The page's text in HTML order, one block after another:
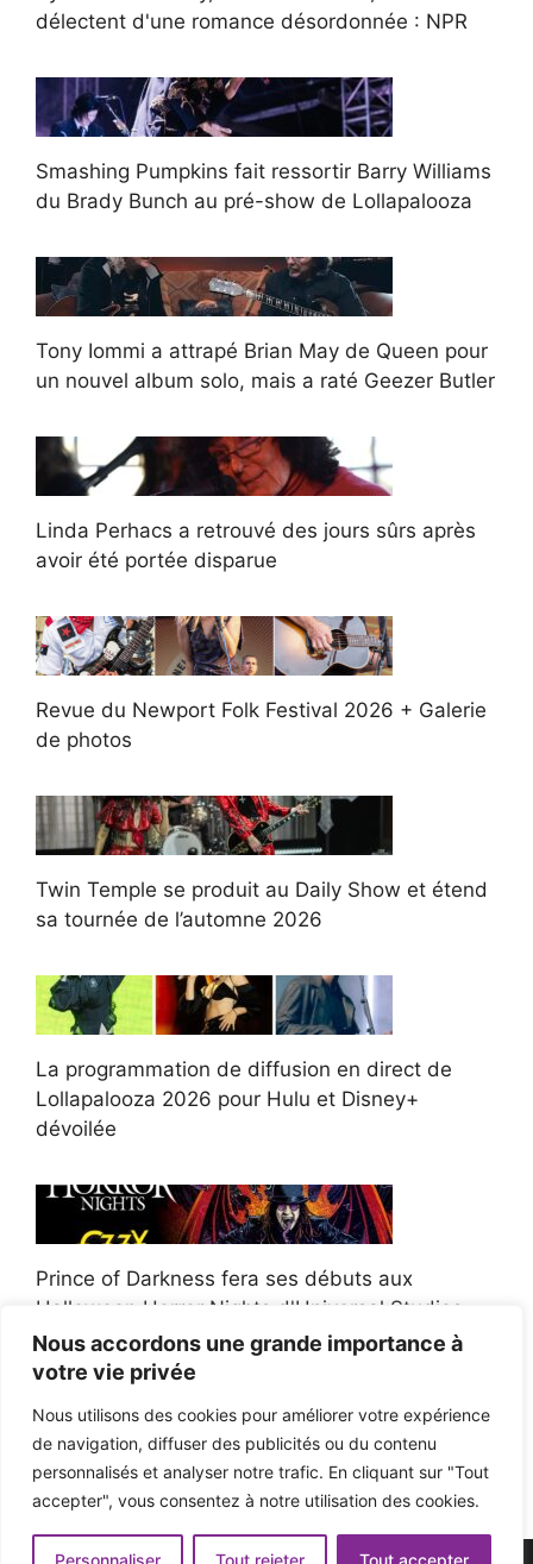
Nous accordons une grande importance à
votre vie privée
Nous utilisons des cookies pour améliorer votre expérience
de navigation, diffuser des publicités ou du contenu
personnalisés et analyser notre trafic. En cliquant sur "Tout
accepter", vous consentez à notre utilisation des cookies.
Personnaliser Tout rejeter Tout accepter
délectent d'une romance désordonnée : NPR
Smashing Pumpkins fait ressortir Barry Williams
du Brady Bunch au pré-show de Lollapalooza
Tony Iommi a attrapé Brian May de Queen pour
un nouvel album solo, mais a raté Geezer Butler
Linda Perhacs a retrouvé des jours sûrs après
avoir été portée disparue
Revue du Newport Folk Festival 2026 + Galerie
de photos
Twin Temple se produit au Daily Show et étend
sa tournée de l’automne 2026
La programmation de diffusion en direct de
Lollapalooza 2026 pour Hulu et Disney+
dévoilée
Prince of Darkness fera ses débuts aux
Halloween Horror Nights d'Universal Studios
Afroman poursuit un policier de l'Ohio après la
victoire du jury en diffamation